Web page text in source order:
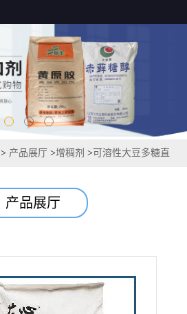
> 产品展厅 >增稠剂 > 可溶性大豆多糖直
产品展厅